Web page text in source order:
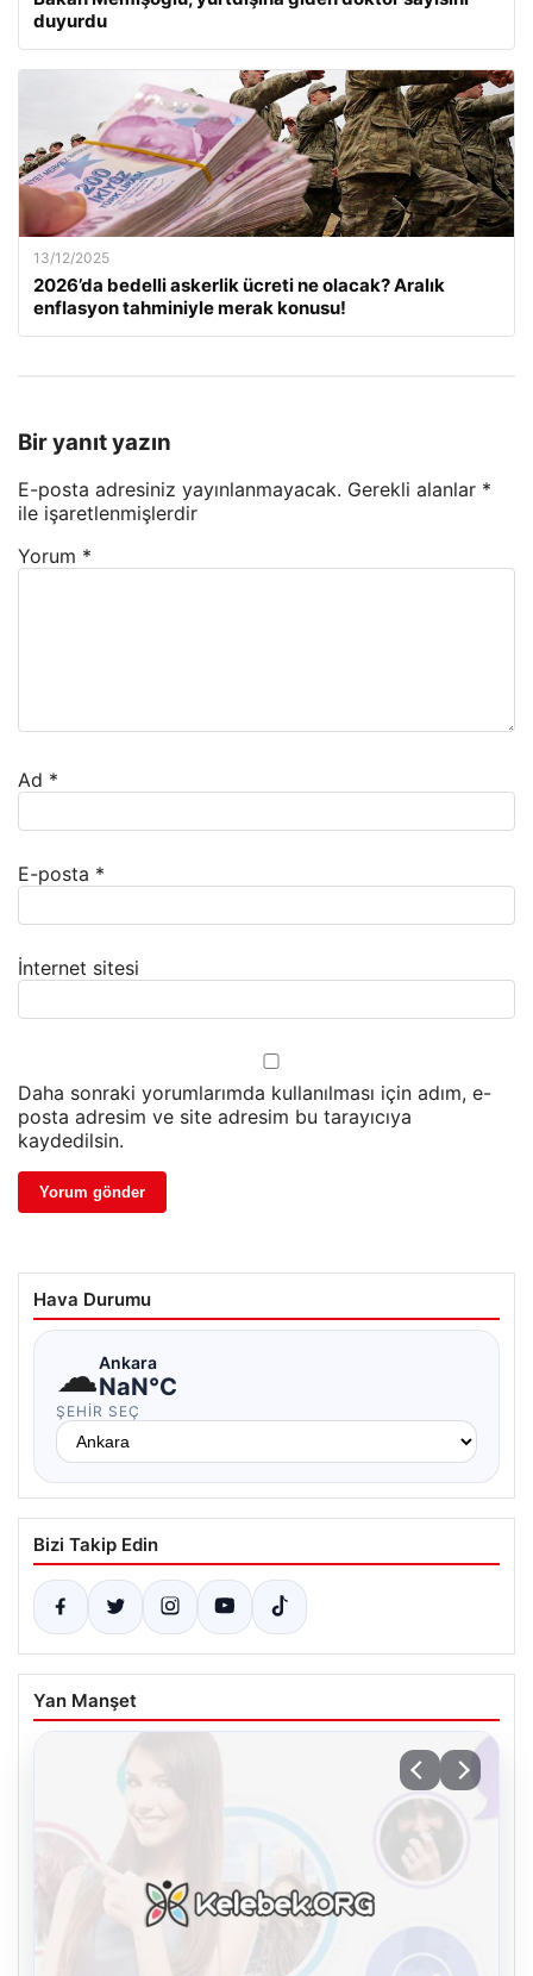
duyurdu
13/12/2025
2026’da bedelli askerlik ücreti ne olacak? Aralık
enflasyon tahminiyle merak konusu!
Bir yanıt yazın
E-posta adresiniz yayınlanmayacak. Gerekli alanlar *
ile işaretlenmişlerdir
Yorum *
Ad *
E-posta *
İnternet sitesi
Daha sonraki yorumlarımda kullanılması için adım, e-
posta adresim ve site adresim bu tarayıcıya
kaydedilsin.
Hava Durumu
☁Ankara
NaN°C
ŞEHIR SEÇ
Bizi Takip Edin
Yan Manşet